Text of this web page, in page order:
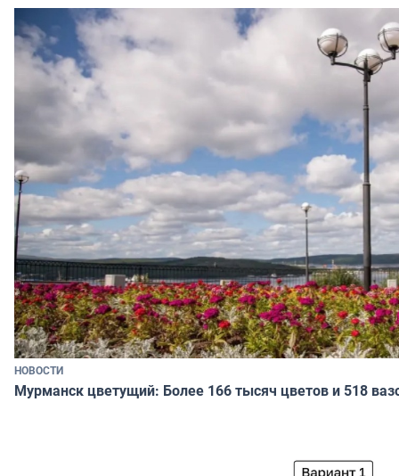
НОВОСТИ
Мурманск цветущий: Более 166 тысяч цветов и 518